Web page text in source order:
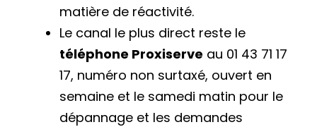
matière de réactivité.
Le canal le plus direct reste le
téléphone Proxiserve au 01 43 71 17
17, numéro non surtaxé, ouvert en
semaine et le samedi matin pour le
dépannage et les demandes